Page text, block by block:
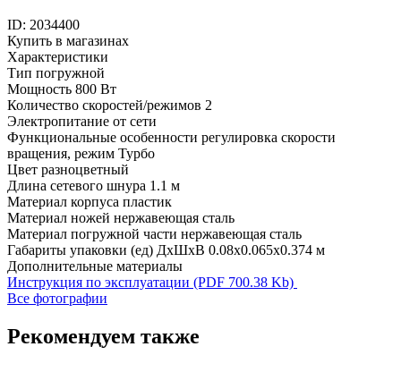
ID: 2034400
Купить в магазинах
Характеристики
Тип погружной
Мощность 800 Вт
Количество скоростей/режимов 2
Электропитание от сети
Функциональные особенности регулировка скорости
вращения, режим Турбо
Цвет разноцветный
Длина сетевого шнура 1.1 м
Материал корпуса пластик
Материал ножей нержавеющая сталь
Материал погружной части нержавеющая сталь
Габариты упаковки (ед) ДхШхВ 0.08x0.065x0.374 м
Дополнительные материалы
Инструкция по эксплуатации (PDF 700.38 Kb)
Все фотографии
Рекомендуем также